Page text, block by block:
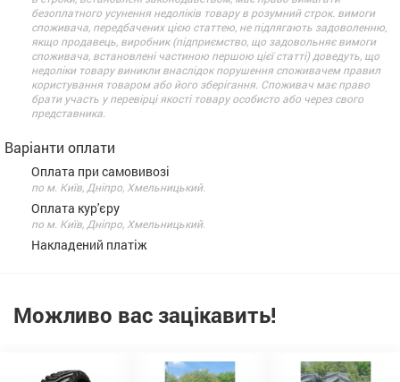
безоплатного усунення недоліків товару в розумний строк. вимоги
споживача, передбачених цією статтею, не підлягають задоволенню,
якщо продавець, виробник (підприємство, що задовольняє вимоги
споживача, встановлені частиною першою цієї статті) доведуть, що
недоліки товару виникли внаслідок порушення споживачем правил
користування товаром або його зберігання. Споживач має право
брати участь у перевірці якості товару особисто або через свого
представника.
Варіанти оплати
Оплата при самовивозі
по м. Київ, Дніпро, Хмельницький.
Оплата кур'єру
по м. Київ, Дніпро, Хмельницький.
Накладений платіж
Можливо вас зацікавить!